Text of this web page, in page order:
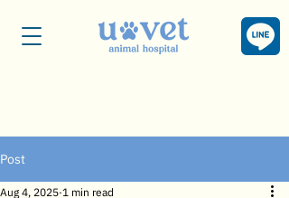
Post
Aug 4, 2025 1 min read